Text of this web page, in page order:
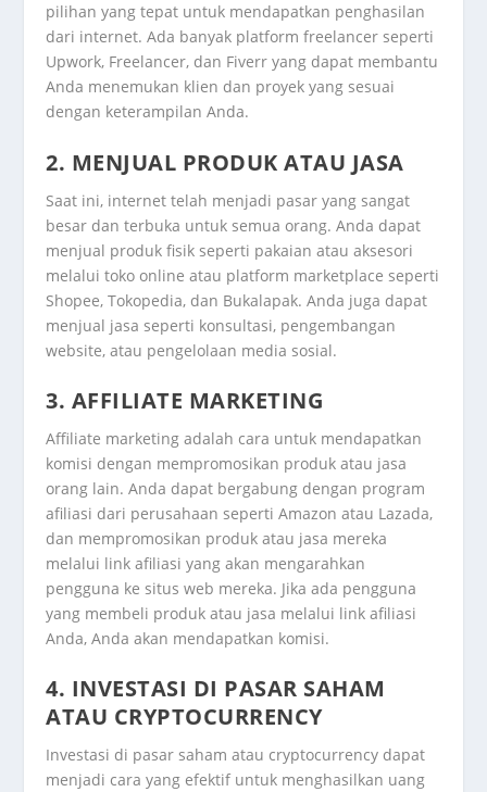
pilihan yang tepat untuk mendapatkan penghasilan
dari internet. Ada banyak platform freelancer seperti
Upwork, Freelancer, dan Fiverr yang dapat membantu
Anda menemukan klien dan proyek yang sesuai
dengan keterampilan Anda.
2. MENJUAL PRODUK ATAU JASA
Saat ini, internet telah menjadi pasar yang sangat
besar dan terbuka untuk semua orang. Anda dapat
menjual produk fisik seperti pakaian atau aksesori
melalui toko online atau platform marketplace seperti
Shopee, Tokopedia, dan Bukalapak. Anda juga dapat
menjual jasa seperti konsultasi, pengembangan
website, atau pengelolaan media sosial.
3. AFFILIATE MARKETING
Affiliate marketing adalah cara untuk mendapatkan
komisi dengan mempromosikan produk atau jasa
orang lain. Anda dapat bergabung dengan program
afiliasi dari perusahaan seperti Amazon atau Lazada,
dan mempromosikan produk atau jasa mereka
melalui link afiliasi yang akan mengarahkan
pengguna ke situs web mereka. Jika ada pengguna
yang membeli produk atau jasa melalui link afiliasi
Anda, Anda akan mendapatkan komisi.
4. INVESTASI DI PASAR SAHAM
ATAU CRYPTOCURRENCY
Investasi di pasar saham atau cryptocurrency dapat
menjadi cara yang efektif untuk menghasilkan uang